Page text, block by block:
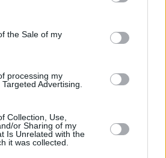
Google and its third-party tags to
specified purposes in below Google
the Sale of my
processing my
Advertising.
Collection, Use,
or Sharing of my
Is Unrelated with the
it was collected.
θα είναι υποψήφιος
υπηρεσίας η κηδεία του